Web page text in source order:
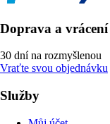
Doprava a vrácení
30 dní na rozmyšlenou
Vraťte svou objednávku
Služby